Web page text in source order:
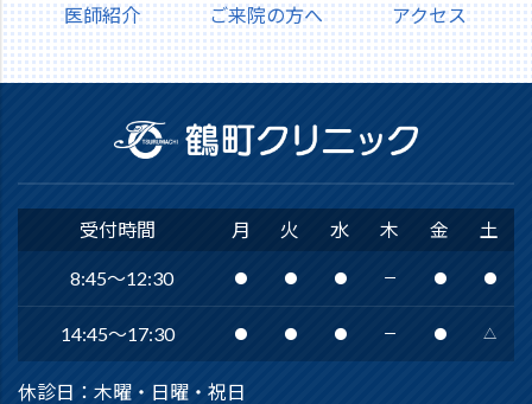
医師紹介 ご来院の方へ アクセス
受付時間 月 火 水 木 金 土
8:45～12:30 ● ● ● ー ● ●
14:45〜17:30 ● ● ● ー ● △
休診日：木曜・日曜・祝日